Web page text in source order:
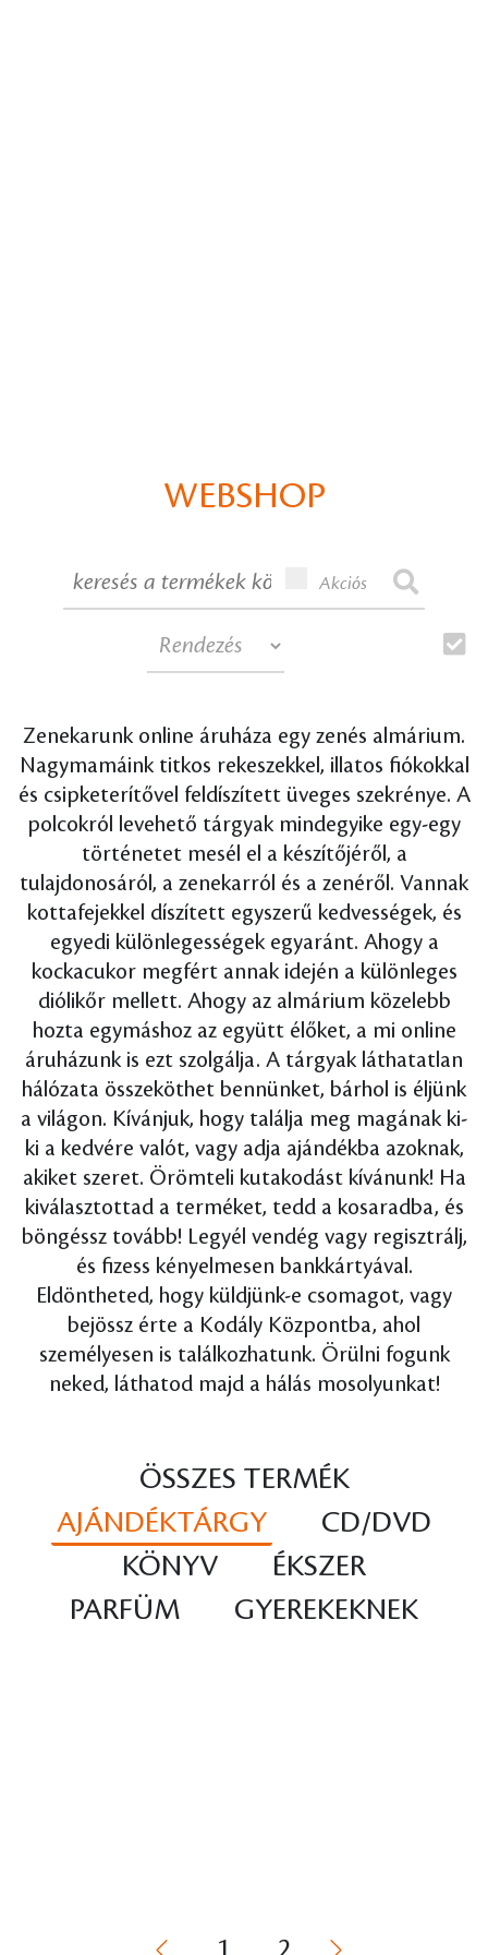
WEBSHOP
Akciós
Zenekarunk online áruháza egy zenés almárium.
Nagymamáink titkos rekeszekkel, illatos fiókokkal
és csipketerítővel feldíszített üveges szekrénye. A
polcokról levehető tárgyak mindegyike egy-egy
történetet mesél el a készítőjéről, a
tulajdonosáról, a zenekarról és a zenéről. Vannak
kottafejekkel díszített egyszerű kedvességek, és
egyedi különlegességek egyaránt. Ahogy a
kockacukor megfért annak idején a különleges
diólikőr mellett. Ahogy az almárium közelebb
hozta egymáshoz az együtt élőket, a mi online
áruházunk is ezt szolgálja. A tárgyak láthatatlan
hálózata összeköthet bennünket, bárhol is éljünk
a világon. Kívánjuk, hogy találja meg magának ki-
ki a kedvére valót, vagy adja ajándékba azoknak,
akiket szeret. Örömteli kutakodást kívánunk! Ha
kiválasztottad a terméket, tedd a kosaradba, és
böngéssz tovább! Legyél vendég vagy regisztrálj,
és fizess kényelmesen bankkártyával.
Eldöntheted, hogy küldjünk-e csomagot, vagy
bejössz érte a Kodály Központba, ahol
személyesen is találkozhatunk. Örülni fogunk
neked, láthatod majd a hálás mosolyunkat!
ÖSSZES TERMÉK
AJÁNDÉKTÁRGY
CD/DVD
KÖNYV
ÉKSZER
PARFÜM
GYEREKEKNEK
1 2